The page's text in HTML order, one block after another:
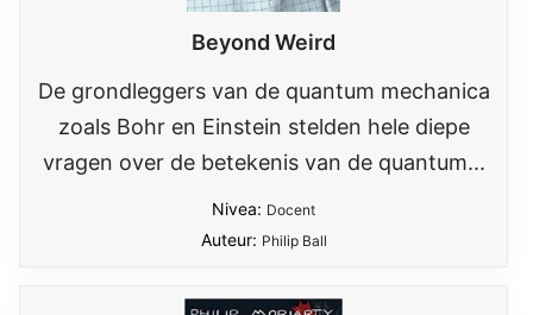
Beyond Weird
De grondleggers van de quantum mechanica
zoals Bohr en Einstein stelden hele diepe
vragen over de betekenis van de quantum...
Nivea: Docent
Auteur: Philip Ball